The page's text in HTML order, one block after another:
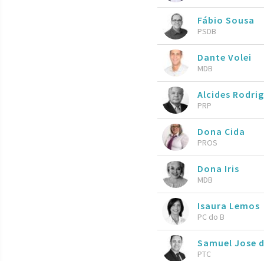
Fábio Sousa
PSDB
Dante Volei
MDB
Alcides
PRP
Dona Cida
PROS
Dona Iris
MDB
Isaura Lemos
PC do B
Samuel Jose
PTC